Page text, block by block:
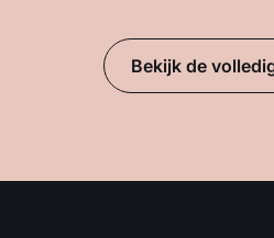
Bekijk de